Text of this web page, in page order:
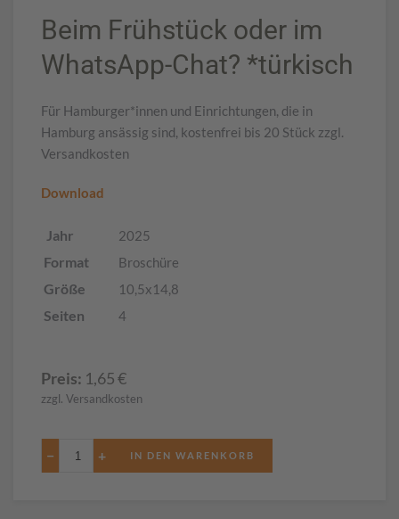
Beim Frühstück oder im
WhatsApp-Chat? *türkisch
Für Hamburger*innen und Einrichtungen, die in
Hamburg ansässig sind, kostenfrei bis 20 Stück zzgl.
Versandkosten
Download
Jahr 2025
Format Broschüre
Größe 10,5x14,8
Seiten 4
Preis: 1,65€
zzgl. Versandkosten
− +